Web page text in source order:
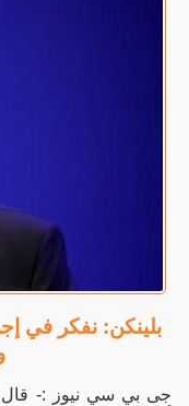
بلينكن: نفكر في
جى بي سي نيوز :- قال